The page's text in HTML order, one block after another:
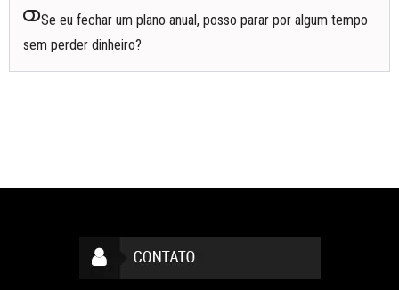
Se eu fechar um plano anual, posso parar por algum tempo
sem perder dinheiro?